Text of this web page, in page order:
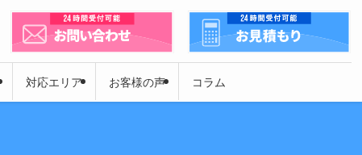
対応エリア お客様の声 コラム